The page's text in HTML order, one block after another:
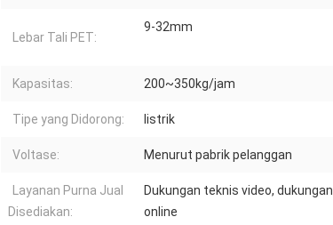
Lebar Tali PET:
9-32mm
Kapasitas: 200~350kg/jam
Tipe yang Didorong: listrik
Voltase: Menurut pabrik pelanggan
Layanan Purna Jual
Disediakan:
Dukungan teknis video, dukungan
online